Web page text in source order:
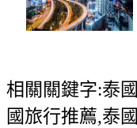
相關關鍵字:泰
國旅行推薦,泰